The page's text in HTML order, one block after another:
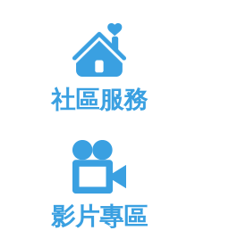
社區服務
影片專區